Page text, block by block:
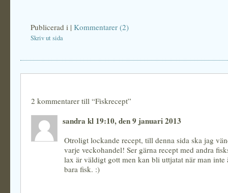
Publicerad i | Kommentarer (2)
Skriv ut sida
2 kommentarer till “Fiskrecept”
sandra kl 19:10, den 9 januari 2013
Otroligt lockande recept, till denna sida ska jag
varje veckohandel! Ser gärna recept med andra
lax är väldigt gott men kan bli uttjatat när man inte
bara fisk. :)